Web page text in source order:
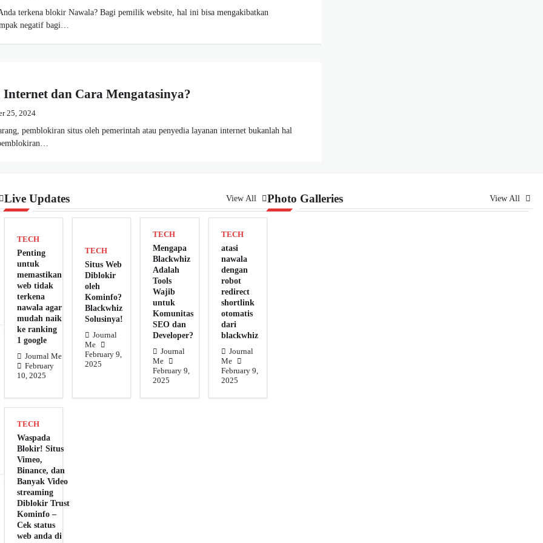
terkena blokir Nawala? Bagi pemilik website, hal ini bisa mengakibatkan
negatif bagi…
dan Cara Mengatasinya?
25, 2024
pemblokiran situs oleh pemerintah atau penyedia layanan internet bukanlah hal
Live Updates View All
TECH
Penting
untuk
memastikan
web tidak
terkena
nawala agar
mudah naik
ke ranking
1 google
Journal Me
February
10, 2025
TECH
Situs Web
Diblokir
oleh
Kominfo?
Blackwhiz
Solusinya!
Journal
Me
February 9,
2025
TECH
Mengapa
Blackwhiz
Adalah
Tools
Wajib
untuk
Komunitas
SEO dan
Developer?
Journal
Me
February 9,
2025
TECH
atasi
nawala
dengan
robot
redirect
shortlink
otomatis
dari
blackwhiz
Journal
Me
February 9,
2025
TECH
Waspada
Blokir! Situs
Vimeo,
Binance, dan
Banyak Video
streaming
Diblokir Trust
Kominfo –
Cek status
web anda di
Photo Galleries View All